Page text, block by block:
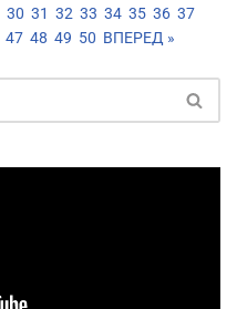
30 31 32 33 34 35 36 37
47 48 49 50 ВПЕРЕД »